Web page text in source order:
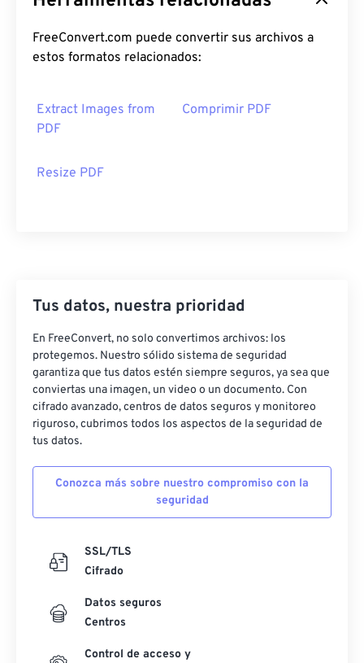
FreeConvert.com puede convertir sus archivos a
estos formatos relacionados:
Extract Images from
PDF
Comprimir PDF
Resize PDF
Tus datos, nuestra prioridad
En FreeConvert, no solo convertimos archivos: los
protegemos. Nuestro sólido sistema de seguridad
garantiza que tus datos estén siempre seguros, ya sea que
conviertas una imagen, un video o un documento. Con
cifrado avanzado, centros de datos seguros y monitoreo
riguroso, cubrimos todos los aspectos de la seguridad de
tus datos.
Conozca más sobre nuestro compromiso con la
seguridad
SSL/TLS
Cifrado
Datos seguros
Centros
Control de acceso y